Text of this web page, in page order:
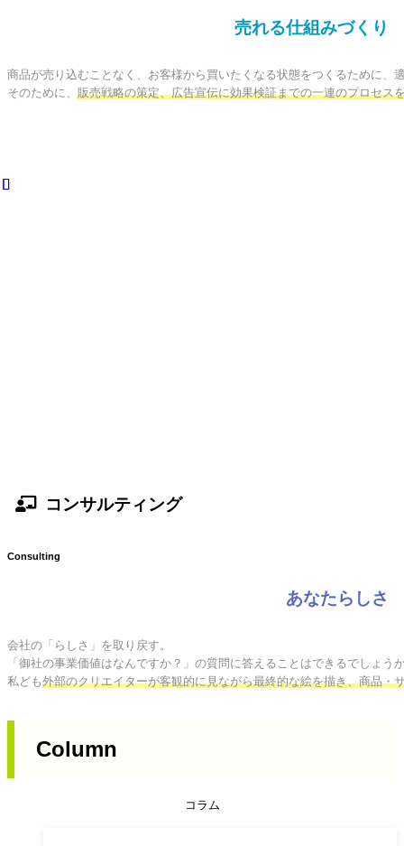
売れる仕組みづくり
商品が売り込むことなく、お客様から買いたくなる状態をつくるために
そのために、 販売戦略の策定、広告宣伝に効果検証までの一連のプロセス
コンサルティング
Consulting
あなたらしさ
会社の「らしさ」を取り戻す。
「御社の事業価値はなんですか？」の質問に答えることはできるでしょう
私ども外部のクリエイターが客観的に見ながら最終的な絵を描き、商品・
Column
コラム